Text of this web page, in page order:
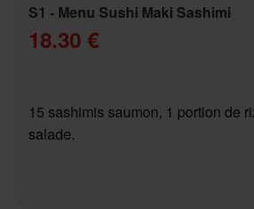
S1 - Menu Sushi Maki Sashimi
18.30 €
15 sashimis saumon, 1 portion de
salade.